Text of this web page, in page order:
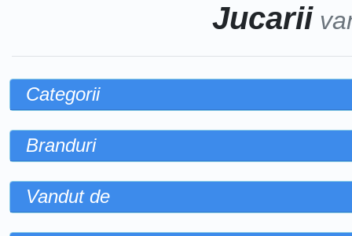
Jucarii
Categorii
Branduri
Vandut de